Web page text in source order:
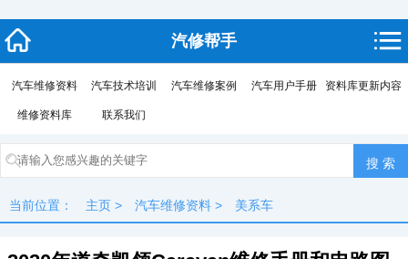
汽修帮手
汽车维修资料 汽车技术培训 汽车维修案例 汽车用户手册 资料库更新内容
维修资料库 联系我们
当前位置： 主页 > 汽车维修资料 > 美系车